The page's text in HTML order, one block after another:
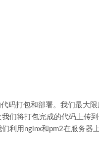
码打包和部署。我们最大
们将打包完成的代码上传
利用nginx和pm2在服务器